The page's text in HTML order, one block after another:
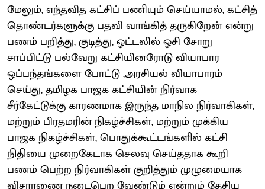
மேலும், எந்தவித கட்சிப் பணியும் செய்யாமல், கட்சித்
தொண்டர்களுக்கு பதவி வாங்கித் தருகிறேன் என்று
பணம் பறித்து, குடித்து, ஓட்டலில் ஓசி சோறு
சாப்பிட்டு பல்வேறு கட்சியினரோடு வியாபார
ஒப்பந்தங்களை போட்டு ,அரசியல் வியாபாரம்
செய்து, தமிழக பாஜக கட்சியின் நிர்வாக
சீர்கேட்டுக்கு காரணமாக இருந்த மாநில நிர்வாகிகள்,
மற்றும் பிரதமரின் நிகழ்ச்சிகள், மற்றும் முக்கிய
பாஜக நிகழ்ச்சிகள், பொதுக்கூட்டங்களில் கட்சி
நிதியை முறைகேடாக செலவு செய்ததாக கூறி
பணம் பெற்ற நிர்வாகிகள் குறித்தும் முழுமையாக